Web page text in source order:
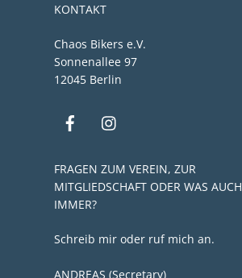
KONTAKT
Chaos Bikers e.V.
Sonnenallee 97
12045 Berlin
FRAGEN ZUM VEREIN, ZUR
MITGLIEDSCHAFT ODER WAS AUCH
IMMER?
Schreib mir oder ruf mich an.
ANDREAS (Secretary)